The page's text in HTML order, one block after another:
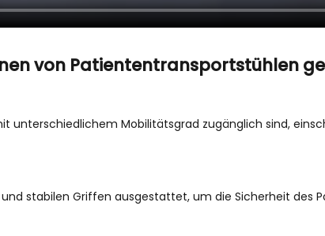
von Patiententransportstühlen
unterschiedlichem Mobilitätsgrad zugänglich sind,
stabilen Griffen ausgestattet, um die Sicherheit des